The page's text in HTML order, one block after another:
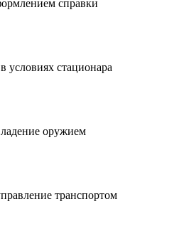
справки
условиях стационара
оружием
транспортом